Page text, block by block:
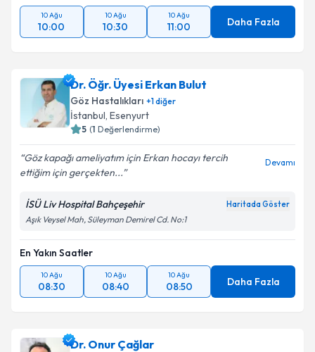
10 Ağu
10:00
10 Ağu
10:30
10 Ağu
11:00 Daha Fazla
Dr. Öğr. Üyesi Erkan Bulut
Göz Hastalıkları +1diğer
İstanbul, Esenyurt
5 (1 Değerlendirme)
Göz kapağı ameliyatım için Erkan hocayı tercih
ettiğim için gerçekten...
Devamı
İSÜ Liv Hospital Bahçeşehir Haritada Göster
Aşık Veysel Mah, Süleyman Demirel Cd. No:1
En Yakın Saatler
10 Ağu
08:30
10 Ağu
08:40
10 Ağu
08:50 Daha Fazla
Dr. Onur Çağlar